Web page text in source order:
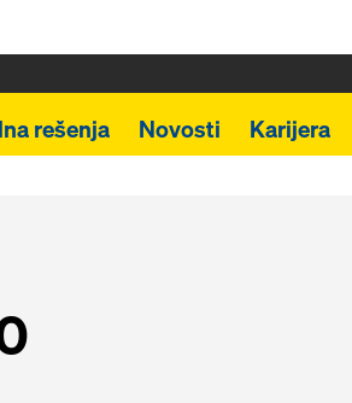
rešenja Novosti Karijera